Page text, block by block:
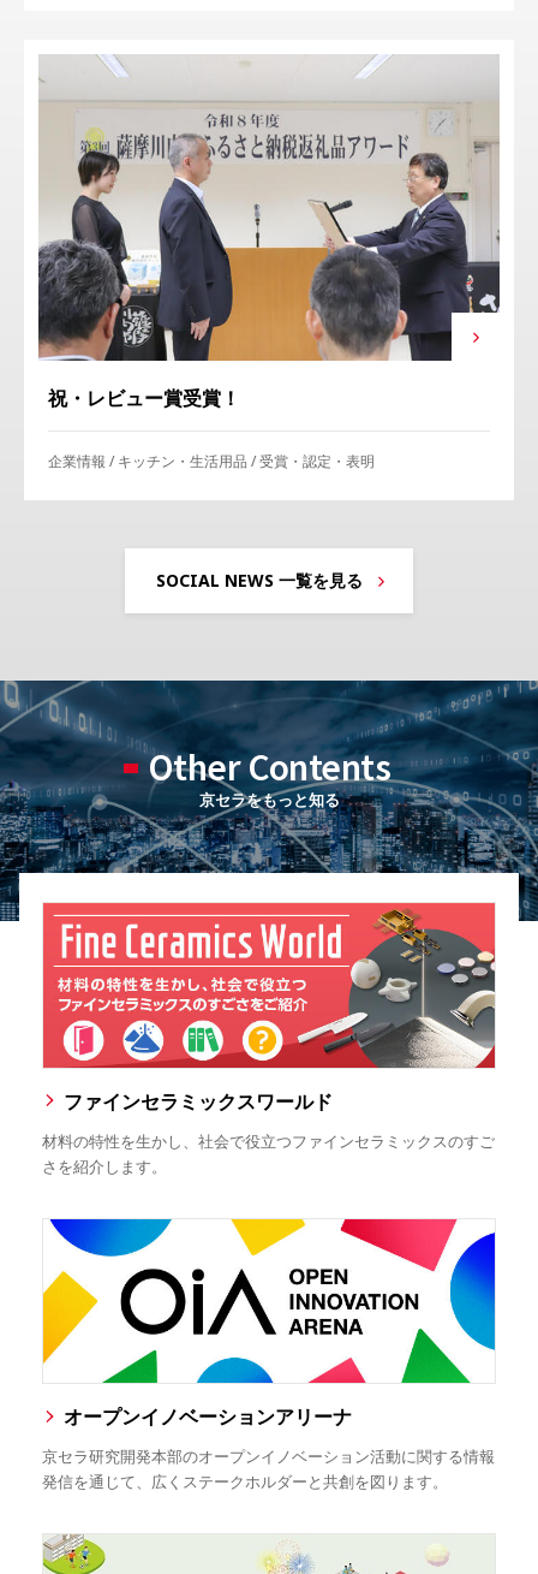
祝・レビュー賞受賞！
企業情報 キッチン・生活用品 受賞・認定・表明
SOCIAL NEWS 一覧を見る
Other Contents
京セラをもっと知る
ファインセラミックスワールド
材料の特性を生かし、社会で役立つファインセラミックスのすご
さを紹介します。
オープンイノベーションアリーナ
京セラ研究開発本部のオープンイノベーション活動に関する情報
発信を通じて、広くステークホルダーと共創を図ります。